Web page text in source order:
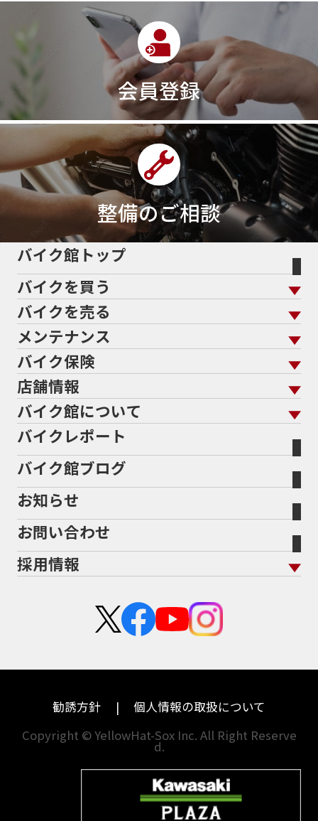
390DUKE390アドベンチャー
3気筒エンジン
3気筒クロスプレーン3点パニア
3輪スポーツバイク400400X ABS400cc
400ccアメリカン400アメリカン
400ｃｃスポーツ400ｃｃモタード
43馬力464848ps4D94V 4ストローク
4ミニ4月4気筒5/31 5000円 500cc
50cc
50cc新車50cc限定50th Anniversary
50thAnniversary50th記念モデル50周年
50周年記念モデル5600シリーズ
5インチカラーTFT液晶5バルブ5月600cc
60Thモデル 60th
61馬力636cc
689cc690SMCR
701エンデューロ72PS750750cc75th
765773cc800cc80s80万以下
80万以下大型80万円以下82185馬力883
883R890DUKE899 Panigale8月8月11日
8耐8耐見に行きたい
946ml950S950cc
ADDRESSADDRESS 110ADVADV150
ADV160AEROX
AEROX155 ABS
ANNIVERSARYAPEAPE 100 DXAPEX
ARMORED CORE2
Address125
BALIUSⅡBANDIT
BANDIT 1250FBANDIT 1250S
BANDIT1250FBANDIT1250SBBQ
BEETフルエキ
BEETマフラー
BLACKLIMITEDBMW
BMW S1000RR Mパッケージ
BMWS1000R
BMW S1000RR
会員登録
整備のご相談
バイク館トップ
バイクを買う
バイクを買う トップ
バイクを探す
メーカーから探す
色から探す
スタイルから探す
排気量から探す
地域から探す
走行距離から探す
中古車から探す
バイクを売る
バイクを売る トップ
バイク館買取の強み
バイクを高く売るコツ
バイク買取の流れ
全国展開の強み
よくあるご質問
バイク買取強化車両
メーカー別買取相場・
ヤマハ
ホンダ
スズキ
ハーレーダビッドソン
ドゥカティ
トライアンフ
アプリリア
KTM
モトグッツイ
MVアグスタ
他海外ﾒｰｶｰ
メンテナンス
メンテナンス トップ
バイク点検
バイク車検
Bikeep
プロテクションフィルム
バイク保険
バイク保険 トップ
自賠責保険
任意保険
バイク保険無料見積り（現在未加入の方）
バイク保険無料見積り（他社でご加入の方）
盗難保険
店舗情報
店舗情報 トップ
北海道
宮城
福島
茨城
栃木
兵庫
福岡
長崎
バイク館について
バイク館について トップ
バイク館が選ばれる理由
会社概要
沿革
二輪公正取引協議会加盟店
バイクレポート
バイク館ブログ
お知らせ
お問い合わせ
採用情報
中途採用・アルバイト
勧誘方針
個人情報の取扱について
Copyright © YellowHat-Sox Inc. All Right Reserve
d.